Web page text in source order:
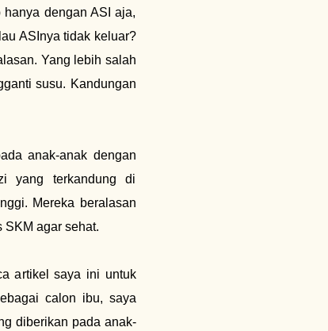
dengan ASI aja,
ASInya tidak keluar?
Yang lebih salah
susu. Kandungan
anak-anak dengan
yang terkandung di
Mereka beralasan
agar sehat.
artikel saya ini untuk
calon ibu, saya
diberikan pada anak-